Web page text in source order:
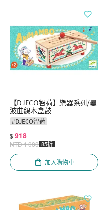
【DJECO智荷】樂器系列/曼
波曲線木盒鼓
#DJECO智荷
$918
NTD1,080 85折
加入購物車